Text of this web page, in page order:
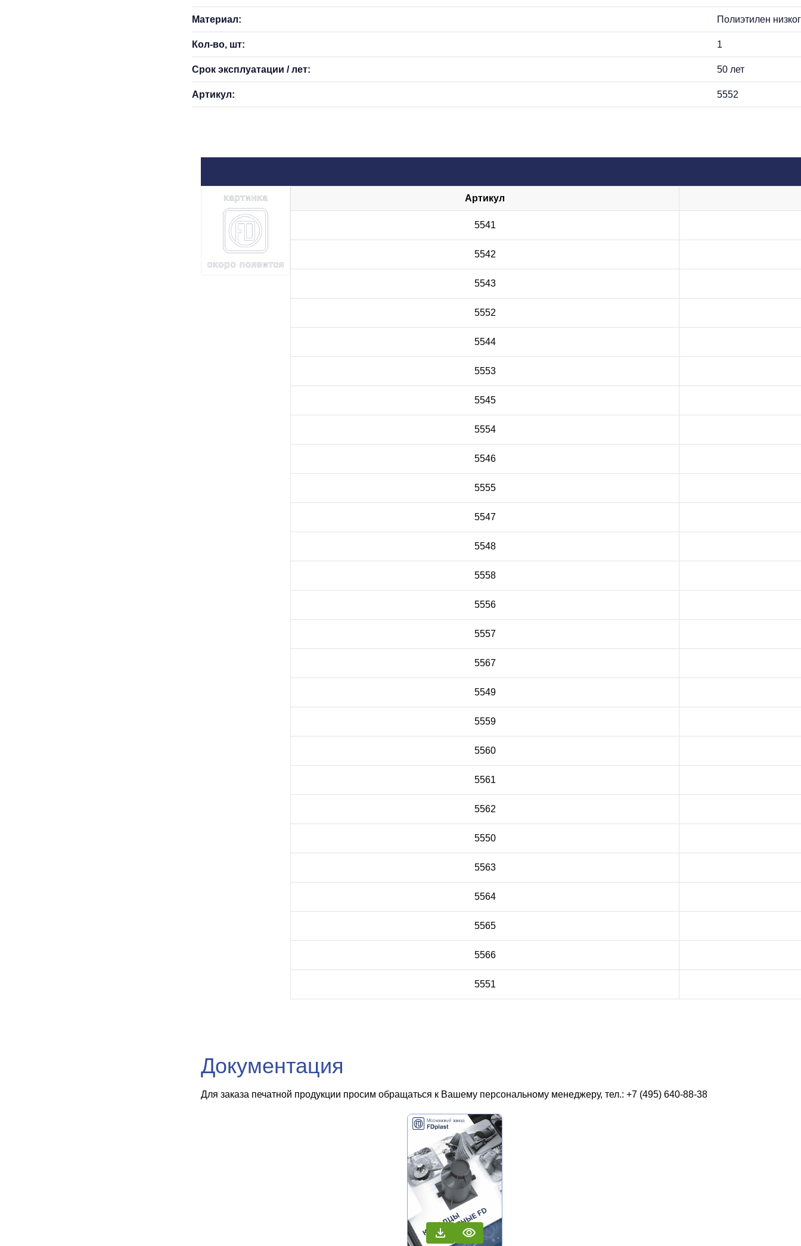
Материал: Полиэтилен
Кол-во, шт: 1
Срок эксплуатации / лет: 50 лет
Артикул: 5552
Артикул
5541
5542
5543
5552
5544
5553
5545
5554
5546
5555
5547
5548
5558
5556
5557
5567
5549
5559
5560
5561
5562
5550
5563
5564
5565
5566
5551
Документация
Для заказа печатной продукции просим обращаться к Вашему персональному менеджеру, тел.: +7 (495) 640-88-38